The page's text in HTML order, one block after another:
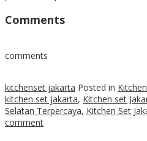
Comments
comments
kitchenset jakarta Posted in
kitchen set jakarta, Kitchen set
Selatan Terpercaya, Kitchen Set
comment